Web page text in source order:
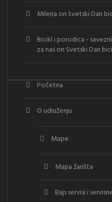
Milena on Svetski Dan
Bicikl i porodica -
za nason Svetski Dan
Početna
O udruženju
Mape
Mapa žarišta
Bajs servisi i